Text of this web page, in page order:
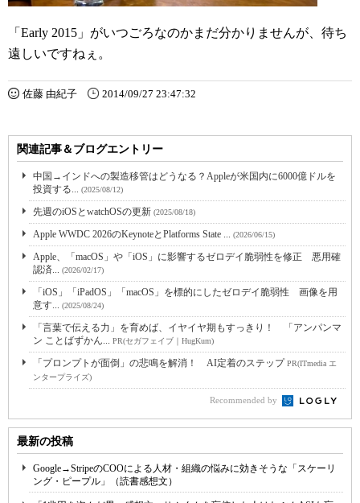
「Early 2015」がいつごろなのかまだ分かりませんが、待ち
遠しいですねぇ。
佐藤 由紀子 2014/09/27 23:47:32
関連記事＆ブログエントリー
中国→インドへの製造移管はどうなる？Appleが米国内に6000億ドルを
投資する... (2025/08/12)
先週のiOSとwatchOSの更新 (2025/08/18)
Apple WWDC 2026のKeynoteとPlatforms State ... (2026/06/15)
Apple、「macOS」や「iOS」に影響するゼロデイ脆弱性を修正 悪用確
認済... (2026/02/17)
「iOS」「iPadOS」「macOS」を標的にしたゼロデイ脆弱性 画像を用
意す... (2025/08/24)
「言葉で伝える力」を育めば、イヤイヤ期もすっきり！ 「アンパンマ
ン ことばずかん... PR(セガフェイブ｜HugKum)
「プロンプトが面倒」の悲鳴を解消！ AI定着のステップPR(ITmedia エ
ンタープライズ)
Recommended by
最新の投稿
Google→StripeのCOOによる人材・組織の悩みに効きそうな「スケーリ
ング・ピープル」（読書感想文）